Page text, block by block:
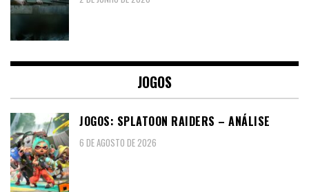
JOGOS
JOGOS: SPLATOON RAIDERS – ANÁLISE
6 DE AGOSTO DE 2026